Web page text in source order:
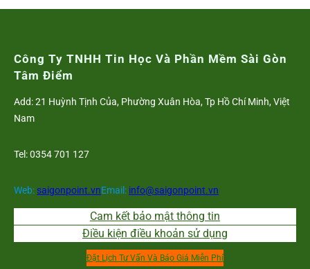
Công Ty TNHH Tin Học Và Phần Mềm Sài Gòn
Tâm Điểm
Add: 21 Huỳnh Tịnh Của, Phường Xuân Hòa, Tp Hồ Chí Minh, Việt
Nam
Tel: 0354 701 127
Web:saigonpoint.vnEmail: info@saigonpoint.vn
Cam kết bảo mật thông tin
Điều kiện điều khoản sử dụng
Đặt Lịch Tư Vấn Và Báo Giá Miễn Phí